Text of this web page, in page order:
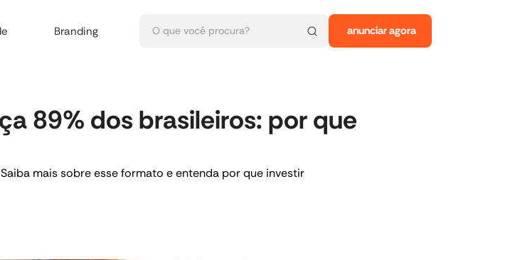
Branding anunciar agora
89% dos brasileiros: por que
mais sobre esse formato e entenda por que investir